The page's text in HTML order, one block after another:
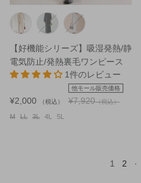
【好機能シリーズ】吸湿発熱/静
電気防止/発熱裏毛ワンピース
1件のレビュー
¥2,000 （税込）
他モール販売価格
¥7,920（税込）
M LL 3L 4L 5L
1 2 ·